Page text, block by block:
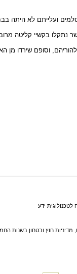
ועלייתם לא היתה
נתקלו בקשיי קליטה
וסופם שירדו מן
ידע